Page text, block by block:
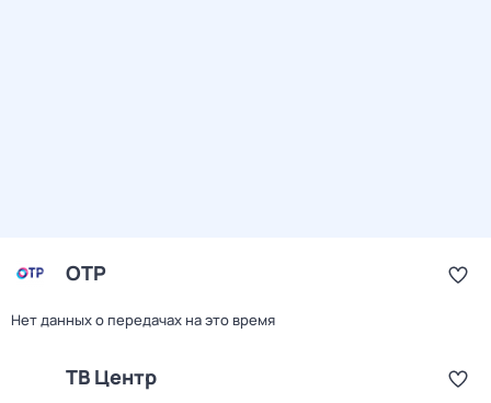
ОТР
Нет данных о передачах на это время
ТВ Центр